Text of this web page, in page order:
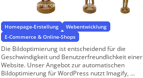
Mehr Performance, weniger manuelle Arbeit
Homepage-Erstellung
Webentwicklung
E-Commerce & Online-Shops
Die Bildoptimierung ist entscheidend für die
Geschwindigkeit und Benutzerfreundlichkeit einer
Website. Unser Angebot zur automatischen
Bildoptimierung für WordPress nutzt Imagify, ...